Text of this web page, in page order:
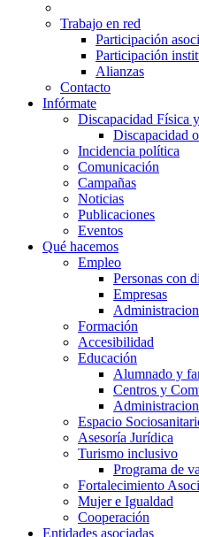
Trabajo en red
Participación
Participación
Alianzas
Contacto
Infórmate
Discapacidad Física
Discapacidad
Incidencia política
Comunicación
Campañas
Noticias
Publicaciones
Eventos
Qué hacemos
Empleo
Personas con
Empresas
Formación
Accesibilidad
Educación
Alumnado y
Centros y
Espacio
Asesoría Jurídica
Turismo inclusivo
Programa de
Fortalecimiento
Mujer e Igualdad
Cooperación
Entidades asociadas